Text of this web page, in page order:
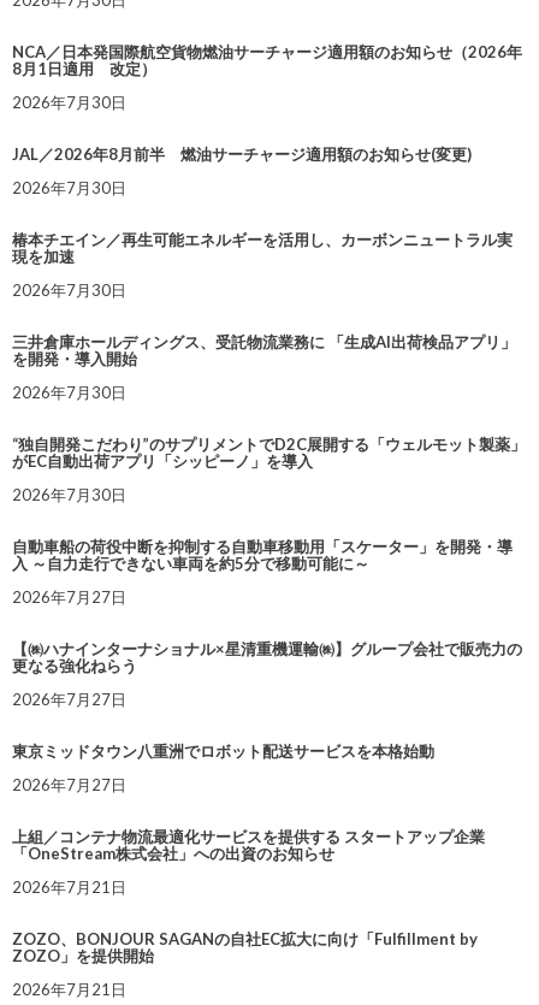
NCA／日本発国際航空貨物燃油サーチャージ適用額のお知らせ（2026年
8月1日適用 改定）
2026年7月30日
JAL／2026年8月前半 燃油サーチャージ適用額のお知らせ(変更)
2026年7月30日
椿本チエイン／再生可能エネルギーを活用し、カーボンニュートラル実
現を加速
2026年7月30日
三井倉庫ホールディングス、受託物流業務に 「生成AI出荷検品アプリ」
を開発・導入開始
2026年7月30日
“独自開発こだわり”のサプリメントでD2C展開する「ウェルモット製薬」
がEC自動出荷アプリ「シッピーノ」を導入
2026年7月30日
自動車船の荷役中断を抑制する自動車移動用「スケーター」を開発・導
入 ～自力走行できない車両を約5分で移動可能に～
2026年7月27日
【㈱ハナインターナショナル×星清重機運輸㈱】グループ会社で販売力の
更なる強化ねらう
2026年7月27日
東京ミッドタウン八重洲でロボット配送サービスを本格始動
2026年7月27日
上組／コンテナ物流最適化サービスを提供する スタートアップ企業
「OneStream株式会社」への出資のお知らせ
2026年7月21日
ZOZO、BONJOUR SAGANの自社EC拡大に向け「Fulfillment by
ZOZO」を提供開始
2026年7月21日